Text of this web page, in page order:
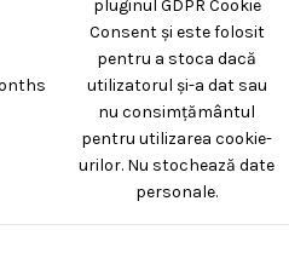
pluginul GDPR Cookie
Consent și este folosit
pentru a stoca dacă
utilizatorul și-a dat sau
nu consimțământul
pentru utilizarea cookie-
urilor. Nu stochează date
personale.